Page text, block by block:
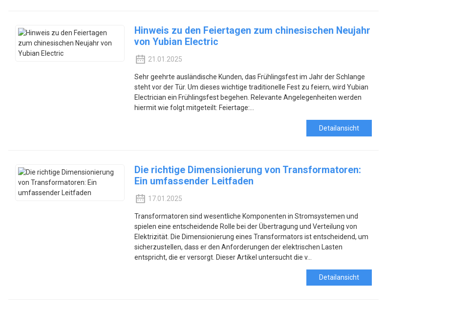
Hinweis zu den Feiertagen zum chinesischen Neujahr
von Yubian Electric
21.01.2025
Sehr geehrte ausländische Kunden, das Frühlingsfest im Jahr der Schlange
steht vor der Tür. Um dieses wichtige traditionelle Fest zu feiern, wird Yubian
Electrician ein Frühlingsfest begehen. Relevante Angelegenheiten werden
hiermit wie folgt mitgeteilt: Feiertage:...
Detailansicht
Die richtige Dimensionierung von Transformatoren:
Ein umfassender Leitfaden
17.01.2025
Transformatoren sind wesentliche Komponenten in Stromsystemen und
spielen eine entscheidende Rolle bei der Übertragung und Verteilung von
Elektrizität. Die Dimensionierung eines Transformators ist entscheidend, um
sicherzustellen, dass er den Anforderungen der elektrischen Lasten
entspricht, die er versorgt. Dieser Artikel untersucht die v...
Detailansicht